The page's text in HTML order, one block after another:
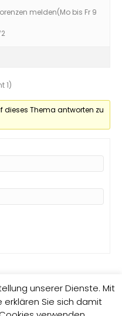
melden(Mo bis Fr 9
1)
dieses Thema antworten zu
unserer Dienste. Mit
erklären Sie sich damit